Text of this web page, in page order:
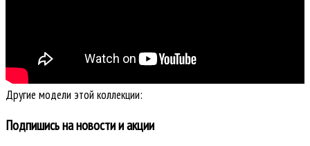
Другие модели этой коллекции:
Подпишись на новости и акции